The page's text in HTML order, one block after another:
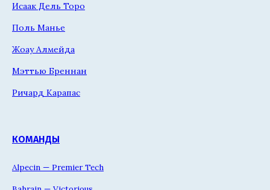
Исаак Дель Торо
Поль Манье
Жоау Алмейда
Мэттью Бреннан
Ричард Карапас
КОМАНДЫ
Alpecin — Premier Tech